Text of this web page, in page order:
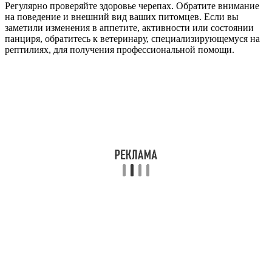
Регулярно проверяйте здоровье черепах. Обратите внимание
на поведение и внешний вид ваших питомцев. Если вы
заметили изменения в аппетите, активности или состоянии
панциря, обратитесь к ветеринару, специализирующемуся на
рептилиях, для получения профессиональной помощи.